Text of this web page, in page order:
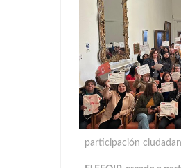
participación